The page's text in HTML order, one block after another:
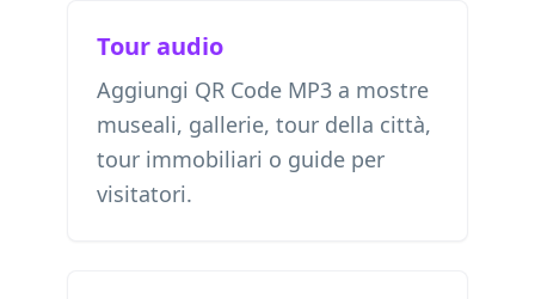
Tour audio
Aggiungi QR Code MP3 a mostre
museali, gallerie, tour della città,
tour immobiliari o guide per
visitatori.